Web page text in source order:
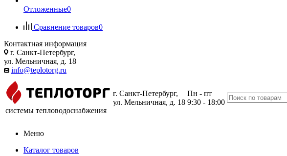
Отложенные0
Сравнение товаров0
Контактная информация
г. Санкт-Петербург,
ул. Мельничная, д. 18
info@teplotorg.ru
системы тепловодоснабжения
г. Санкт-Петербург,
ул. Мельничная, д. 18
Пн - пт
9:30 - 18:00
Меню
Каталог товаров